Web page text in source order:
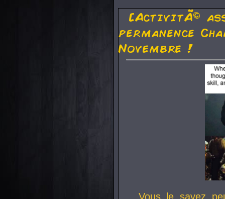
[ActivitÃ©
permanence
Novembre !
Vous le savez